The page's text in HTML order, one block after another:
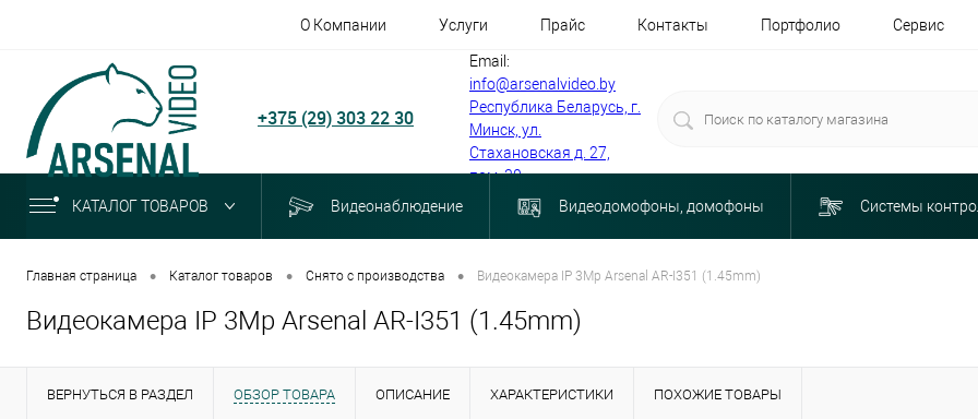
О Компании Услуги Прайс Контакты Портфолио Сервис
+375 (29) 303 22 30
Email:
info@arsenalvideo.by
Республика Беларусь, г.
Минск, ул.
Стахановская д. 27,
пом. 30
КАТАЛОГ ТОВАРОВ Видеонаблюдение Видеодомофоны, домофоны Системы
Главная страница • Каталог товаров • Снято с производства • Видеокамера IP 3Mp Arsenal AR-I351 (1.45mm)
Видеокамера IP 3Mp Arsenal AR-I351 (1.45mm)
ВЕРНУТЬСЯ В РАЗДЕЛ ОБЗОР ТОВАРА ОПИСАНИЕ ХАРАКТЕРИСТИКИ ПОХОЖИЕ ТОВАРЫ